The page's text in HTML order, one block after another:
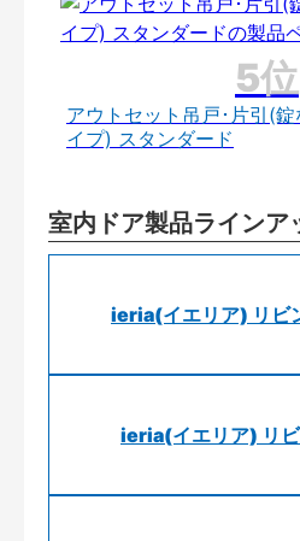
アウトセット吊戸･片引(
イプ) スタンダード
室内ドア製品ラインア
ieria(イエリア) リビ
ieria(イエリア) リ